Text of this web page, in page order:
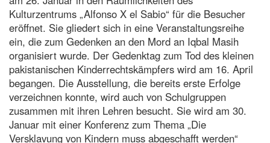
Kulturzentrums „Alfonso X el Sabio“ für die Besucher
eröffnet. Sie gliedert sich in eine Veranstaltungsreihe
ein, die zum Gedenken an den Mord an Iqbal Masih
organisiert wurde. Der Gedenktag zum Tod des kleinen
pakistanischen Kinderrechtskämpfers wird am 16. April
begangen. Die Ausstellung, die bereits erste Erfolge
verzeichnen konnte, wird auch von Schulgruppen
zusammen mit ihren Lehren besucht. Sie wird am 30.
Januar mit einer Konferenz zum Thema „Die
Versklavung von Kindern muss abgeschafft werden“